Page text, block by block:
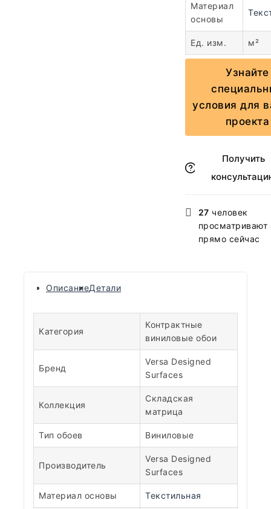
Материал
основы
Ед. изм. м²
Узнайте
условия для
проекта
Получить
27 человек
просматривают
прямо сейчас
ОписаниеДетали
Категория
Контрактные
виниловые обои
Бренд
Versa Designed
Surfaces
Коллекция
Складская
матрица
Тип обоев Виниловые
Производитель
Versa Designed
Surfaces
Материал основы Текстильная